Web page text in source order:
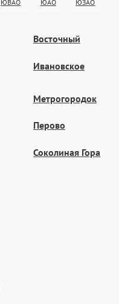
ЮВАО ЮАО ЮЗАО
Восточный
Ивановское
Метрогородок
Перово
Соколиная Гора